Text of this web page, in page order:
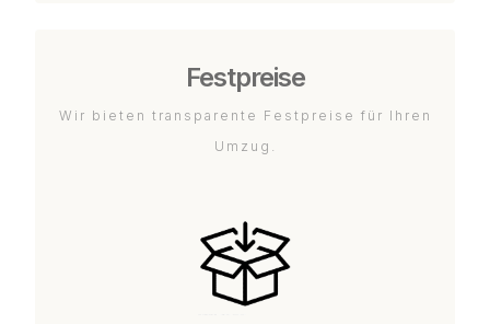
Festpreise
Wir bieten transparente Festpreise für Ihren
Umzug.